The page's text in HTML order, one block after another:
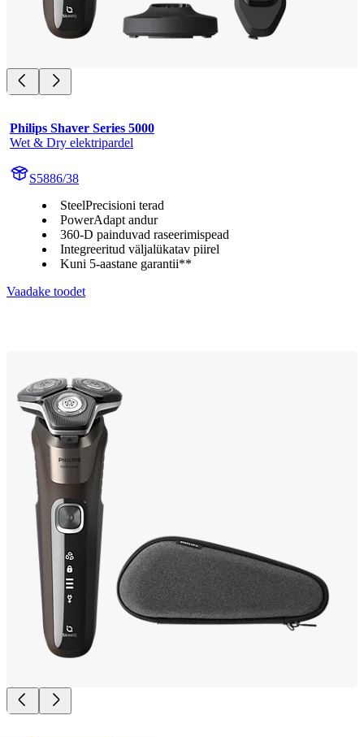
Philips Shaver Series 5000
Wet & Dry elektripardel
S5886/38
SteelPrecisioni terad
PowerAdapt andur
360-D painduvad raseerimispead
Integreeritud väljalükatav piirel
Kuni 5-aastane garantii**
Vaadake toodet